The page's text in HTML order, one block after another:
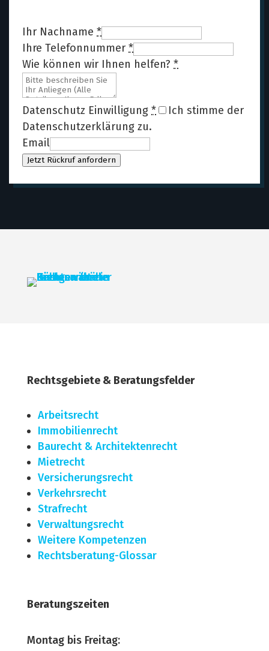
Ihr Nachname *
Ihre Telefonnummer *
Wie können wir Ihnen helfen? *
Datenschutz Einwilligung *
Ich stimme der
Datenschutzerklärung zu.
Email
Jetzt Rückruf anfordern
Rechtsgebiete & Beratungsfelder
Arbeitsrecht
Immobilien­recht
Baurecht & Architekten­recht
Mietrecht
Versicherungsrecht
Verkehrsrecht
Strafrecht
Verwaltungsrecht
Weitere Kompetenzen
Rechtsberatung-Glossar
Beratungszeiten
Montag bis Freitag: